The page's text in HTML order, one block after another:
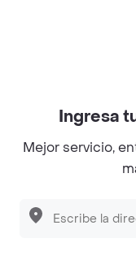
©2026
Ingresa
Mejor servicio,